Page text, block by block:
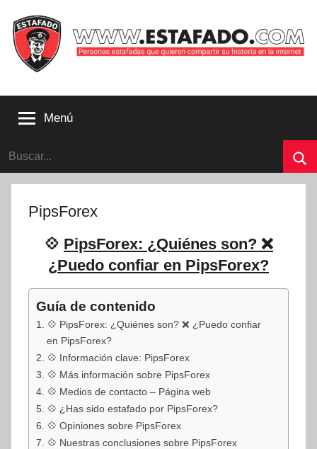
contenido
que
compartir
su
Estafado.com
Menú
Buscar:
PipsForex
💠 PipsForex: ¿Quiénes son? ❌
¿Puedo confiar en PipsForex?
Guía de contenido
💠 PipsForex: ¿Quiénes son? ❌ ¿Puedo confiar
en PipsForex?
💠 Información clave: PipsForex
💠 Más información sobre PipsForex
💠 Medios de contacto – Página web
💠 ¿Has sido estafado por PipsForex?
💠 Opiniones sobre PipsForex
💠 Nuestras conclusiones sobre PipsForex